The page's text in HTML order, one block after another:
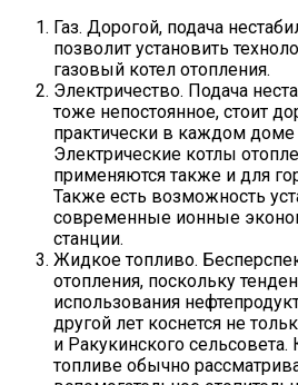
Газ. Дорогой, подача
позволит установить
газовый котел отопления.
Электричество. Подача
тоже непостоянное, стоит
практически в каждом
Электрические котлы
применяются также и для
Также есть возможность
современные ионные
станции.
Жидкое топливо.
отопления, поскольку
использования
другой лет коснется не
и Ракукинского
топливе обычно